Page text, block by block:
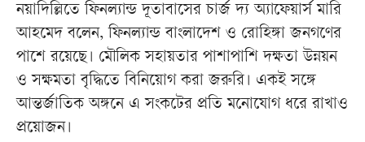
নয়াদিল্লিতে ফিনল্যান্ড দূতাবাসের চার্জ দ্য অ্যাফেয়ার্স মারি
আহমেদ বলেন, ফিনল্যান্ড বাংলাদেশ ও রোহিঙ্গা জনগণের
পাশে রয়েছে। মৌলিক সহায়তার পাশাপাশি দক্ষতা উন্নয়ন
ও সক্ষমতা বৃদ্ধিতে বিনিয়োগ করা জরুরি। একই সঙ্গে
আন্তর্জাতিক অঙ্গনে এ সংকটের প্রতি মনোযোগ ধরে রাখাও
প্রয়োজন।